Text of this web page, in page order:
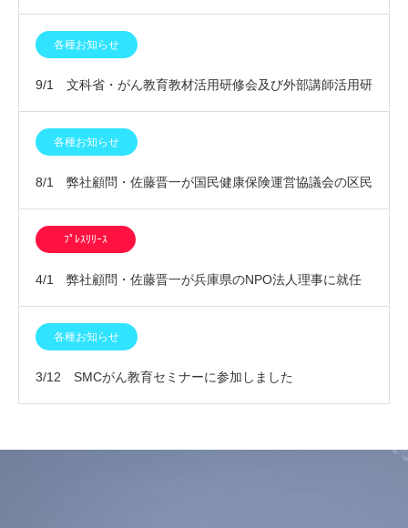
各種お知らせ
9/1 文科省・がん教育教材活用研修会及び外部講師活用研
修会に参加しました
各種お知らせ
8/1 弊社顧問・佐藤晋一が国民健康保険運営協議会の区民
委員に委嘱されました
ﾌﾟﾚｽﾘﾘｰｽ
4/1 弊社顧問・佐藤晋一が兵庫県のNPO法人理事に就任
いたしました
各種お知らせ
3/12 SMCがん教育セミナーに参加しました